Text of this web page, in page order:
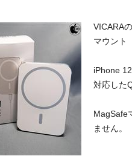
VICARA
マウント
iPhone
対応した
MagSafe
ません。